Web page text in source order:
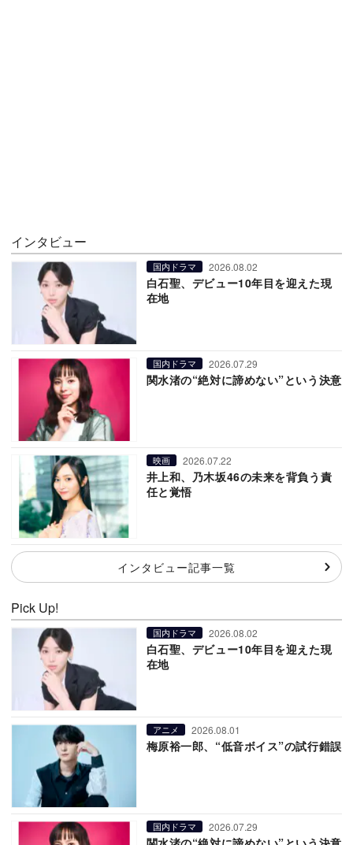
インタビュー
国内ドラマ 2026.08.02
白石聖、デビュー10年目を迎えた現
在地
国内ドラマ 2026.07.29
関水渚の“絶対に諦めない”という決意
映画 2026.07.22
井上和、乃木坂46の未来を背負う責
任と覚悟
インタビュー記事一覧
Pick Up!
国内ドラマ 2026.08.02
白石聖、デビュー10年目を迎えた現
在地
アニメ 2026.08.01
梅原裕一郎、“低音ボイス”の試行錯誤
国内ドラマ 2026.07.29